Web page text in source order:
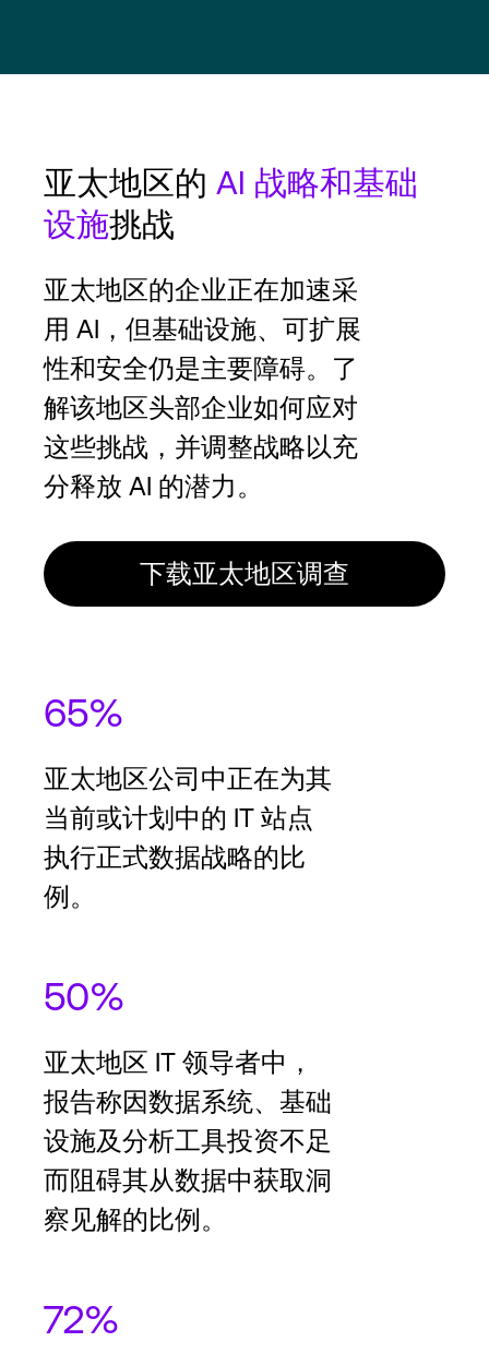
亚太地区的 AI 战略和基础
设施挑战
亚太地区的企业正在加速采
用 AI，但基础设施、可扩展
性和安全仍是主要障碍。了
解该地区头部企业如何应对
这些挑战，并调整战略以充
分释放 AI 的潜力。
下载亚太地区调查
65%
亚太地区公司中正在为其
当前或计划中的 IT 站点
执行正式数据战略的比
例。
50%
亚太地区 IT 领导者中，
报告称因数据系统、基础
设施及分析工具投资不足
而阻碍其从数据中获取洞
察见解的比例。
72%